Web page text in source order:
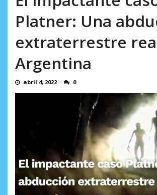
Platner: Una
extraterrestre
Argentina
abril 4, 2022 0